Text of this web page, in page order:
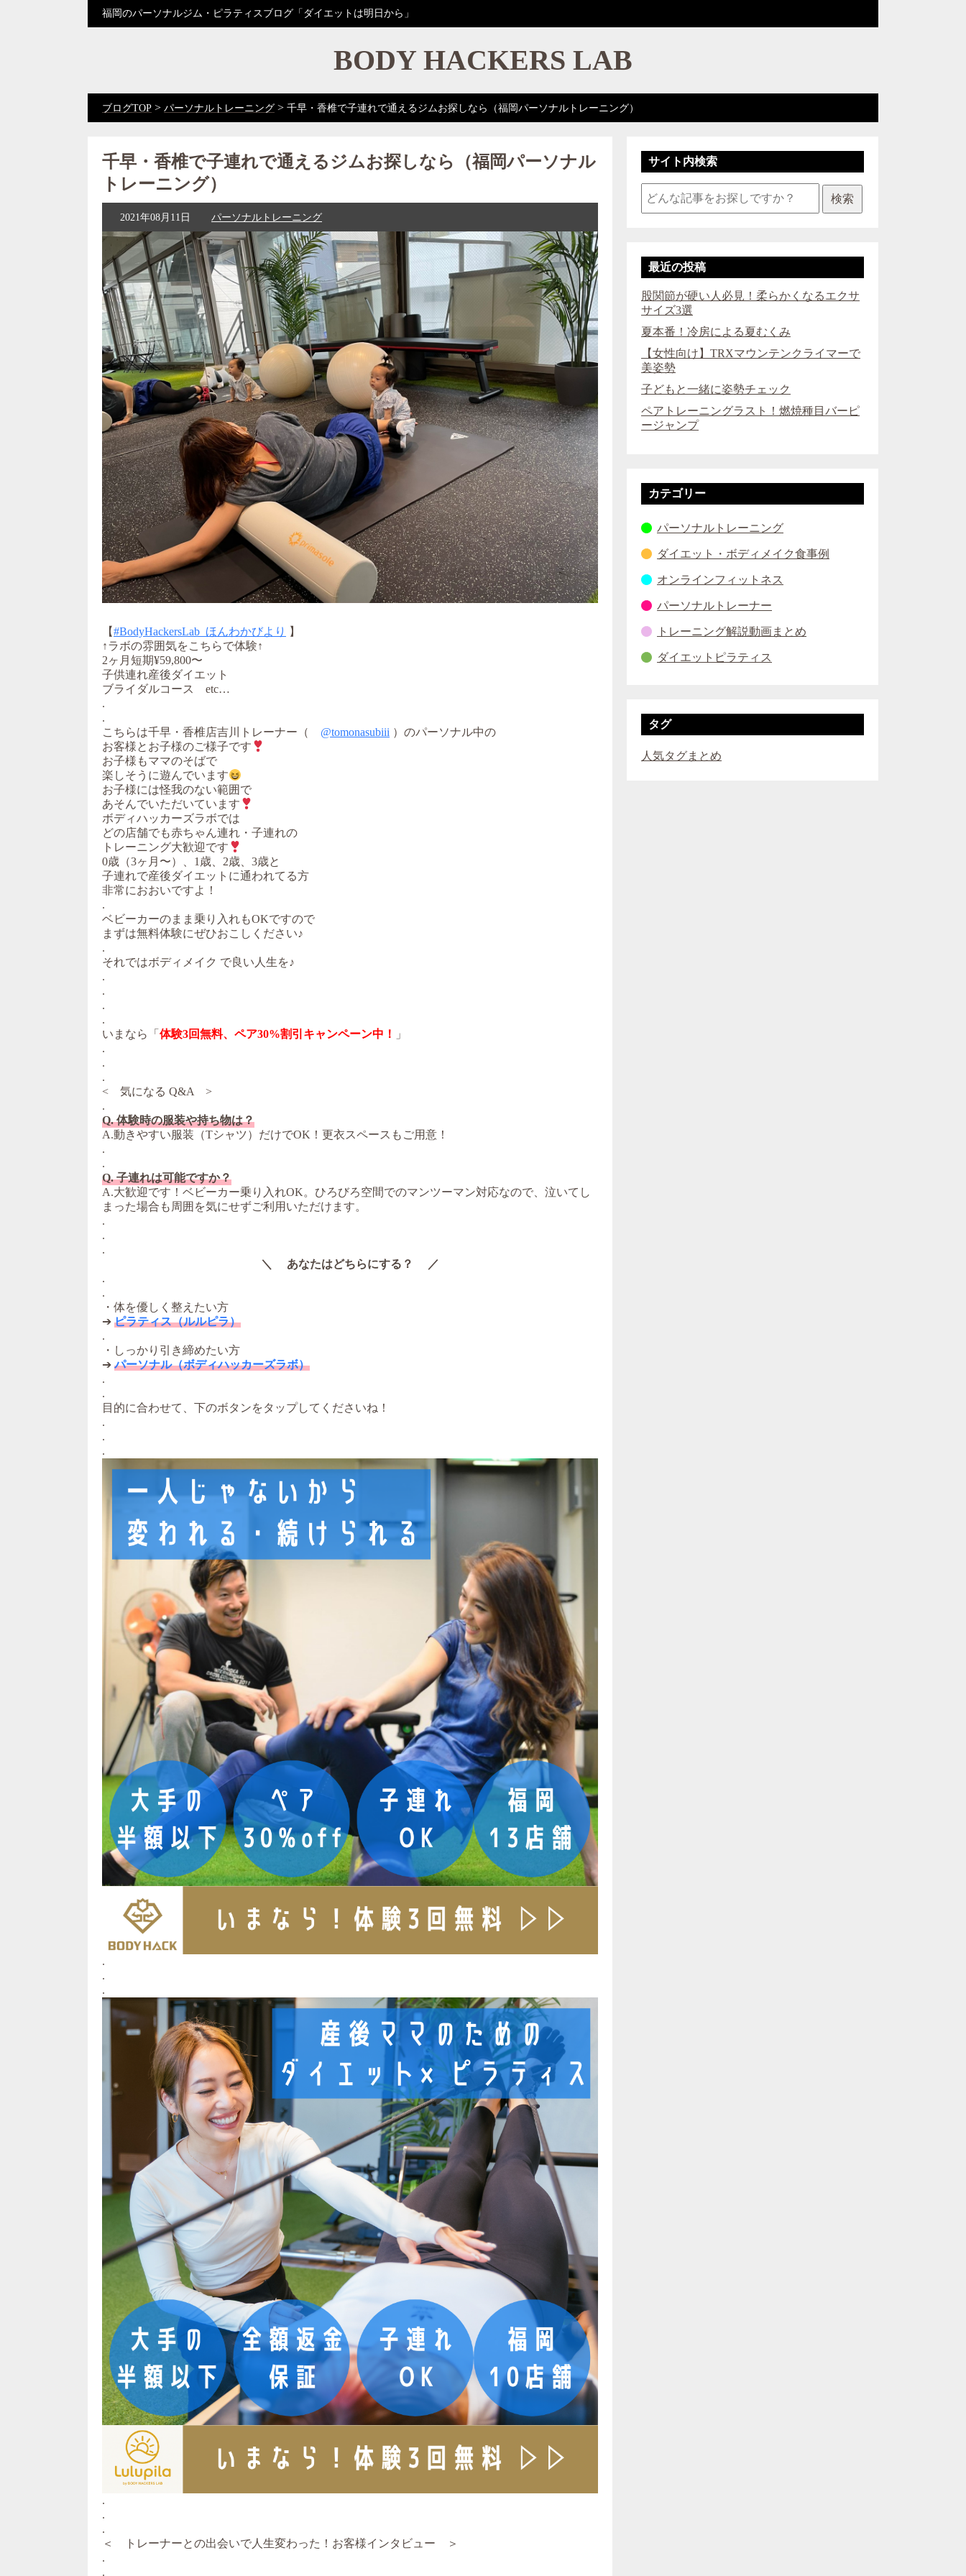
福岡のパーソナルジム・ピラティスブログ「ダイエットは明日から」
BODY HACKERS LAB
ブログTOP > パーソナルトレーニング > 千早・香椎で子連れで通えるジムお探しなら（福岡パーソナルトレーニング）
千早・香椎で子連れで通えるジムお探しなら（福岡パーソナル
トレーニング）
2021年08月11日 パーソナルトレーニング
【#BodyHackersLab_ほんわかびより
】
↑ラボの雰囲気をこちらで体験↑
2ヶ月短期¥59,800〜
子供連れ産後ダイエット
ブライダルコース etc…
.
.
こちらは千早・香椎店吉川トレーナー（ @tomonasubiii ）のパーソナル中の
お客様とお子様のご様子です
お子様もママのそばで
楽しそうに遊んでいます
お子様には怪我のない範囲で
あそんでいただいています
ボディハッカーズラボでは
どの店舗でも赤ちゃん連れ・子連れの
トレーニング大歓迎です
0歳（3ヶ月〜）、1歳、2歳、3歳と
子連れで産後ダイエットに通われてる方
非常におおいですよ！
.
ベビーカーのまま乗り入れもOKですので
まずは無料体験にぜひおこしください♪
.
それではボディメイク で良い人生を♪
.
.
.
.
いまなら「 体験3回無料、ペア30%割引キャンペーン中！
」
.
.
.
< 気になる Q&A >
.
Q. 体験時の服装や持ち物は？
A.動きやすい服装（Tシャツ）だけでOK！更衣スペースもご用意！
.
.
Q. 子連れは可能ですか？
A.大歓迎です！ベビーカー乗り入れOK。ひろびろ空間でのマンツーマン対応なので、泣いてし
まった場合も周囲を気にせずご利用いただけます。
.
.
.
＼ あなたはどちらにする？ ／
.
.
・体を優しく整えたい方
➔ ピラティス（ルルピラ）
.
・しっかり引き締めたい方
➔パーソナル（ボディハッカーズラボ）
.
.
目的に合わせて、下のボタンをタップしてくださいね！
.
.
.
.
.
.
.
.
.
＜ トレーナーとの出会いで人生変わった！お客様インタビュー ＞
.
.
サイト内検索
検索
最近の投稿
股関節が硬い人必見！柔らかくなるエクサ
サイズ3選
夏本番！冷房による夏むくみ
【女性向け】TRXマウンテンクライマーで
美姿勢
子どもと一緒に姿勢チェック
ペアトレーニングラスト！燃焼種目バーピ
ージャンプ
カテゴリー
パーソナルトレーニング
ダイエット・ボディメイク食事例
オンラインフィットネス
パーソナルトレーナー
トレーニング解説動画まとめ
ダイエットピラティス
タグ
人気タグまとめ